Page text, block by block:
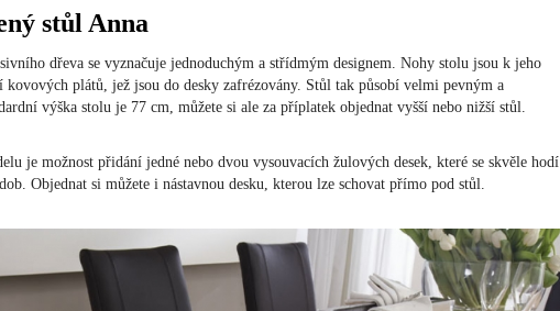
stůl Anna
dřeva se vyznačuje jednoduchým a střídmým designem. Nohy stolu jsou k jeho
kovových plátů, jež jsou do desky zafrézovány. Stůl tak působí velmi pevným a
výška stolu je 77 cm, můžete si ale za příplatek objednat vyšší nebo nižší stůl.
je možnost přidání jedné nebo dvou vysouvacích žulových desek, které se skvěle hodí
Objednat si můžete i nástavnou desku, kterou lze schovat přímo pod stůl.